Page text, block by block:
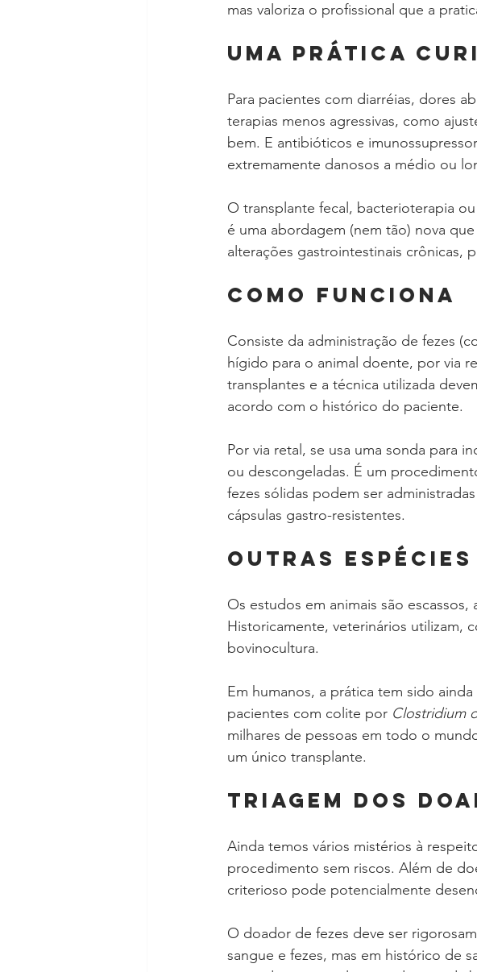
mas valoriza o profissional que a
UMA PRÁTICA
Para pacientes com diarréias, dores
terapias menos agressivas, como
bem. E antibióticos e
extremamente danosos a médio ou
O transplante fecal, bacterioterapia
é uma abordagem (nem tão) nova
alterações gastrointestinais crônicas,
COMO FUNCIONA
Consiste da administração de fezes
hígido para o animal doente, por via
transplantes e a técnica utilizada
acordo com o histórico do paciente.
Por via retal, se usa uma sonda para
ou descongeladas. É um
fezes sólidas podem ser
cápsulas gastro-resistentes.
OUTRAS ESPÉCIES
Os estudos em animais são
Historicamente, veterinários utilizam,
bovinocultura.
Em humanos, a prática tem sido
pacientes com colite por Clostridium
milhares de pessoas em todo o
um único transplante.
TRIAGEM DOS
Ainda temos vários mistérios à
procedimento sem riscos. Além de
criterioso pode potencialmente
O doador de fezes deve ser
sangue e fezes, mas em histórico de